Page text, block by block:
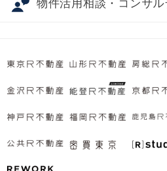
物件活用相談・コンサ